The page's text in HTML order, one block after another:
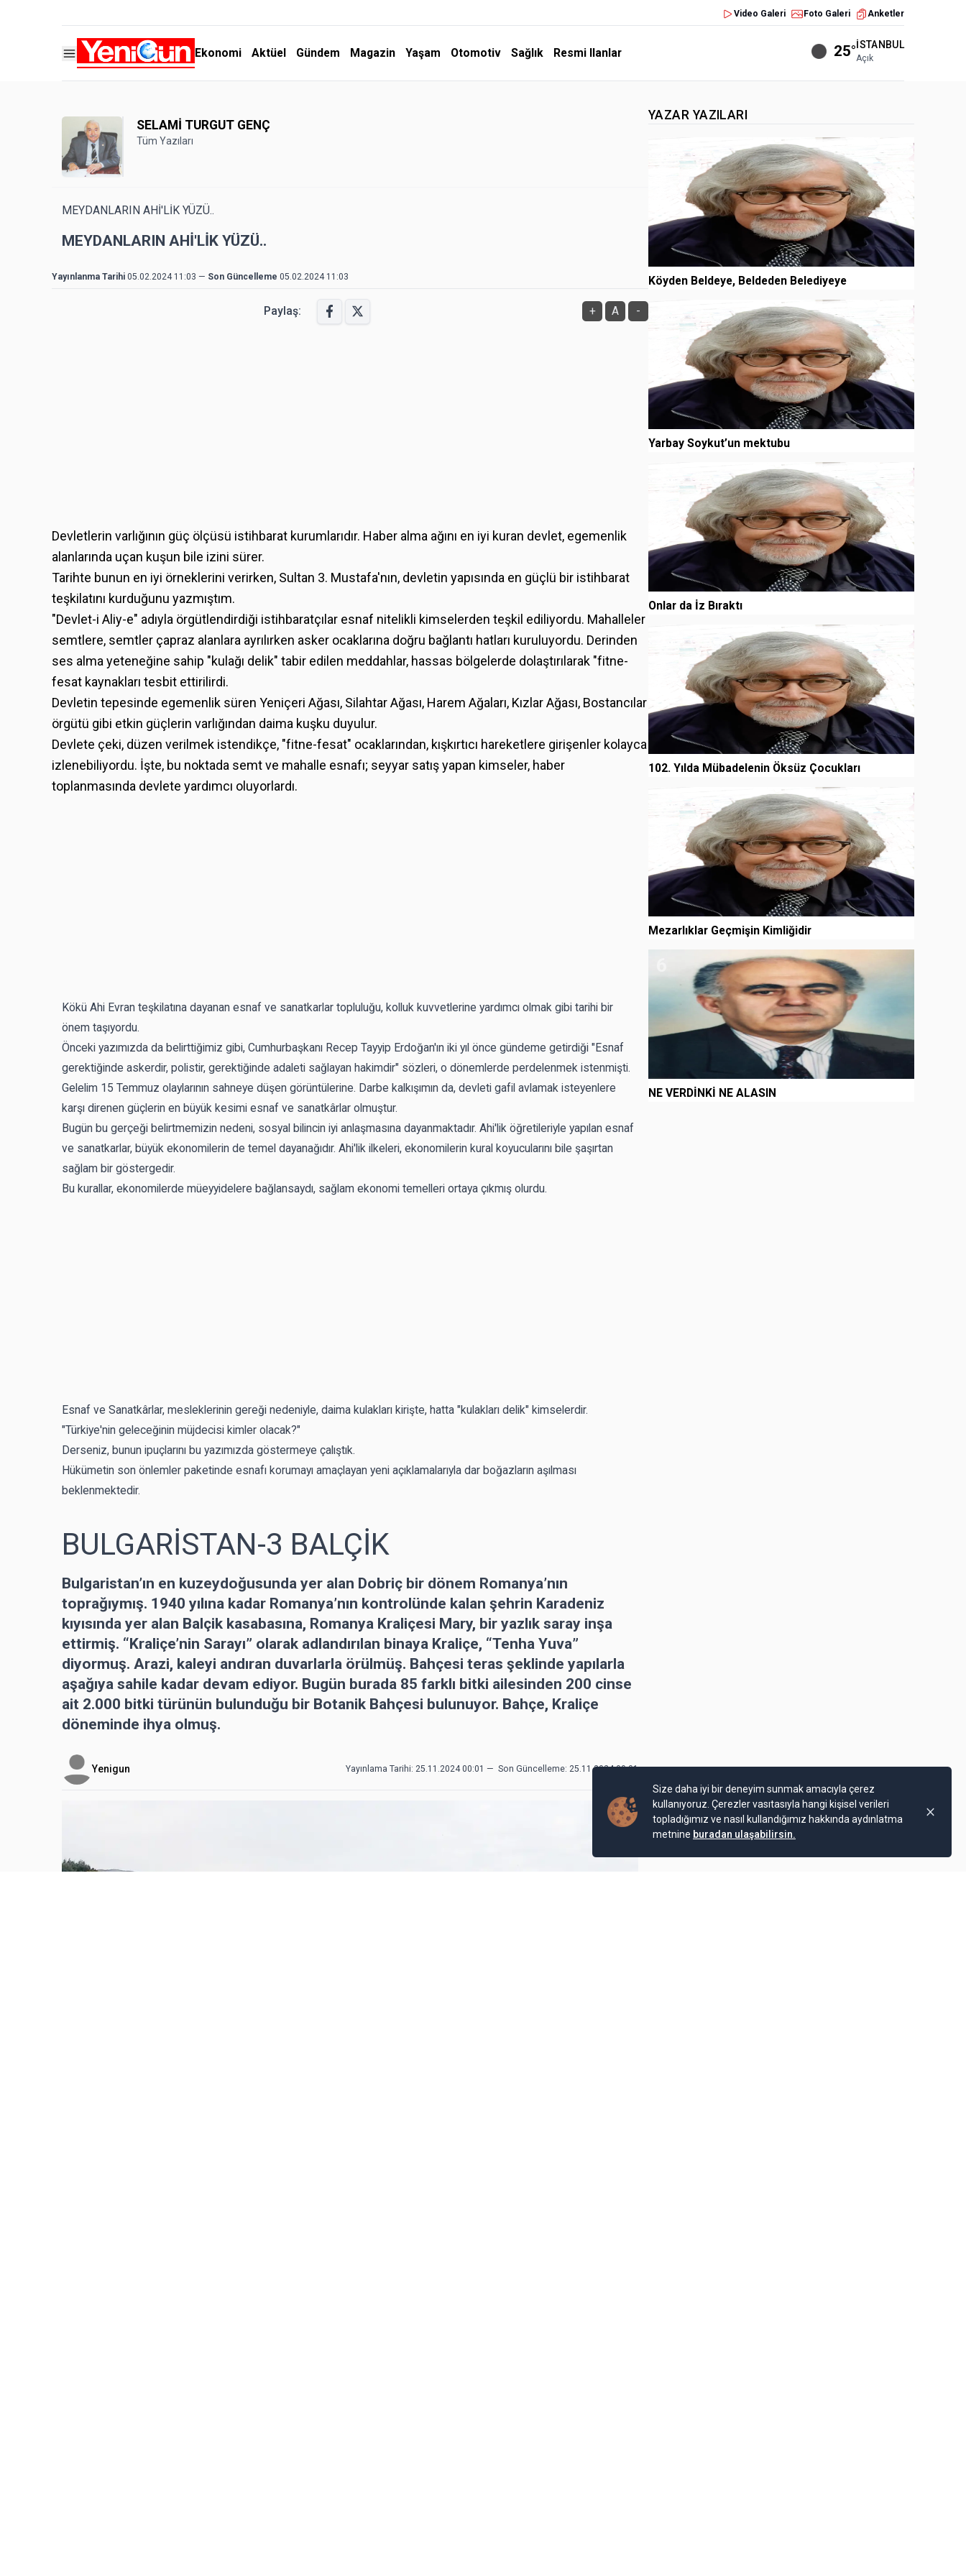
Video Galeri Foto Galeri Anketler
Ekonomi Aktüel Gündem Magazin Yaşam Otomotiv Sağlık Resmi Ilanlar 25°İSTANBUL
Açık
SELAMİ TURGUT GENÇ
Tüm Yazıları
MEYDANLARIN AHİ'LİK YÜZÜ..
MEYDANLARIN AHİ'LİK YÜZÜ..
Yayınlanma Tarihi 05.02.2024 11:03 — Son Güncelleme 05.02.2024 11:03
Paylaş: + A -
Devletlerin varlığının güç ölçüsü istihbarat kurumlarıdır. Haber alma ağını en iyi kuran devlet, egemenlik
alanlarında uçan kuşun bile izini sürer.
Tarihte bunun en iyi örneklerini verirken, Sultan 3. Mustafa'nın, devletin yapısında en güçlü bir istihbarat
teşkilatını kurduğunu yazmıştım.
"Devlet-i Aliy-e" adıyla örgütlendirdiği istihbaratçılar esnaf nitelikli kimselerden teşkil ediliyordu. Mahalleler
semtlere, semtler çapraz alanlara ayrılırken asker ocaklarına doğru bağlantı hatları kuruluyordu. Derinden
ses alma yeteneğine sahip "kulağı delik" tabir edilen meddahlar, hassas bölgelerde dolaştırılarak "fitne-
fesat kaynakları tesbit ettirilirdi.
Devletin tepesinde egemenlik süren Yeniçeri Ağası, Silahtar Ağası, Harem Ağaları, Kızlar Ağası, Bostancılar
örgütü gibi etkin güçlerin varlığından daima kuşku duyulur.
Devlete çeki, düzen verilmek istendikçe, "fitne-fesat" ocaklarından, kışkırtıcı hareketlere girişenler kolayca
izlenebiliyordu. İşte, bu noktada semt ve mahalle esnafı; seyyar satış yapan kimseler, haber
toplanmasında devlete yardımcı oluyorlardı.
Kökü Ahi Evran teşkilatına dayanan esnaf ve sanatkarlar topluluğu, kolluk kuvvetlerine yardımcı olmak gibi tarihi bir
önem taşıyordu.
Önceki yazımızda da belirttiğimiz gibi, Cumhurbaşkanı Recep Tayyip Erdoğan'ın iki yıl önce gündeme getirdiği "Esnaf
gerektiğinde askerdir, polistir, gerektiğinde adaleti sağlayan hakimdir" sözleri, o dönemlerde perdelenmek istenmişti.
Gelelim 15 Temmuz olaylarının sahneye düşen görüntülerine. Darbe kalkışımın da, devleti gafil avlamak isteyenlere
karşı direnen güçlerin en büyük kesimi esnaf ve sanatkârlar olmuştur.
Bugün bu gerçeği belirtmemizin nedeni, sosyal bilincin iyi anlaşmasına dayanmaktadır. Ahi'lik öğretileriyle yapılan esnaf
ve sanatkarlar, büyük ekonomilerin de temel dayanağıdır. Ahi'lik ilkeleri, ekonomilerin kural koyucularını bile şaşırtan
sağlam bir göstergedir.
Bu kurallar, ekonomilerde müeyyidelere bağlansaydı, sağlam ekonomi temelleri ortaya çıkmış olurdu.
Esnaf ve Sanatkârlar, mesleklerinin gereği nedeniyle, daima kulakları kirişte, hatta "kulakları delik" kimselerdir.
"Türkiye'nin geleceğinin müjdecisi kimler olacak?"
Derseniz, bunun ipuçlarını bu yazımızda göstermeye çalıştık.
Hükümetin son önlemler paketinde esnafı korumayı amaçlayan yeni açıklamalarıyla dar boğazların aşılması
beklenmektedir.
BULGARİSTAN-3 BALÇİK
Bulgaristan’ın en kuzeydoğusunda yer alan Dobriç bir dönem Romanya’nın
toprağıymış. 1940 yılına kadar Romanya’nın kontrolünde kalan şehrin Karadeniz
kıyısında yer alan Balçik kasabasına, Romanya Kraliçesi Mary, bir yazlık saray inşa
ettirmiş. “Kraliçe’nin Sarayı” olarak adlandırılan binaya Kraliçe, “Tenha Yuva”
diyormuş. Arazi, kaleyi andıran duvarlarla örülmüş. Bahçesi teras şeklinde yapılarla
aşağıya sahile kadar devam ediyor. Bugün burada 85 farklı bitki ailesinden 200 cinse
ait 2.000 bitki türünün bulunduğu bir Botanik Bahçesi bulunuyor. Bahçe, Kraliçe
döneminde ihya olmuş.
Yenigun Yayınlama Tarihi: 25.11.2024 00:01 — Son Güncelleme: 25.11.2024 00:01
YAZAR YAZILARI
Köyden Beldeye, Beldeden Belediyeye
Yarbay Soykut’un mektubu
Onlar da İz Bıraktı
102. Yılda Mübadelenin Öksüz Çocukları
Mezarlıklar Geçmişin Kimliğidir
NE VERDİNKİ NE ALASIN
Size daha iyi bir deneyim sunmak amacıyla çerez
kullanıyoruz. Çerezler vasıtasıyla hangi kişisel verileri
topladığımız ve nasıl kullandığımız hakkında aydınlatma
metnine buradan ulaşabilirsin.